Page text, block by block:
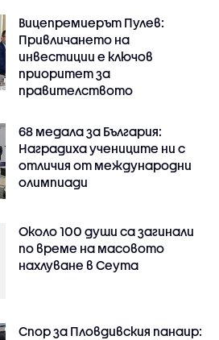
Вицепремиерът Пулев:
Привличането на
инвестиции е ключов
приоритет за
правителството
68 медала за България:
Наградиха учениците ни с
отличия от международни
олимпиади
Около 100 души са загинали
по време на масовото
нахлуване в Сеута
Спор за Пловдивския панаир: